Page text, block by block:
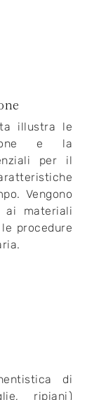
illustra le
e la
per il
Vengono
ai materiali
procedure
di
ripiani)